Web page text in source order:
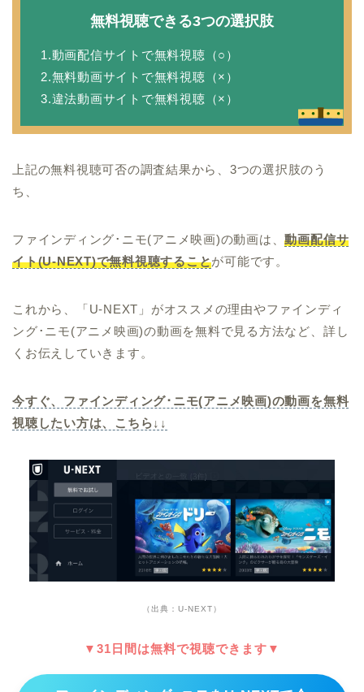
無料視聴できる3つの選択肢
1.動画配信サイトで無料視聴（○）
2.無料動画サイトで無料視聴（×）
3.違法動画サイトで無料視聴（×）
上記の無料視聴可否の調査結果から、3つの選択肢のう
ち、
ファインディング･ニモ(アニメ映画)の動画は、動画配信サ
イト(U-NEXT)で無料視聴することが可能です。
これから、「U-NEXT」がオススメの理由やファインディ
ング･ニモ(アニメ映画)の動画を無料で見る方法など、詳し
くお伝えしていきます。
今すぐ、ファインディング･ニモ(アニメ映画)の動画を無料
視聴したい方は、こちら↓↓
（出典：U-NEXT）
▼31日間は無料で視聴できます▼